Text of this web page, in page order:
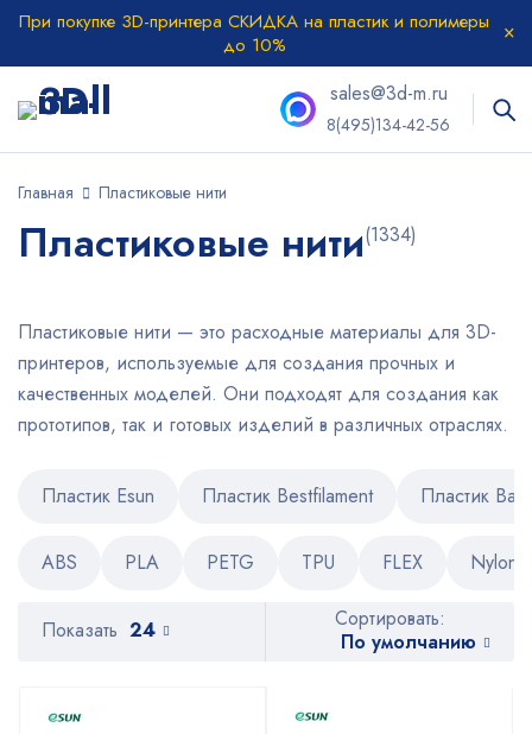
При покупке 3D-принтера СКИДКА на пластик и полимеры
до 10%
sales@3d-m.ru
8(495)134-42-56
Главная Пластиковые нити
Пластиковые нити(1334)
Пластиковые нити — это расходные материалы для 3D-
принтеров, используемые для создания прочных и
качественных моделей. Они подходят для создания как
прототипов, так и готовых изделий в различных отраслях.
Пластик Esun Пластик Bestfilament Пластик
ABS PLA PETG TPU FLEX Nylon
Сортировать:
По умолчанию
Показать 24